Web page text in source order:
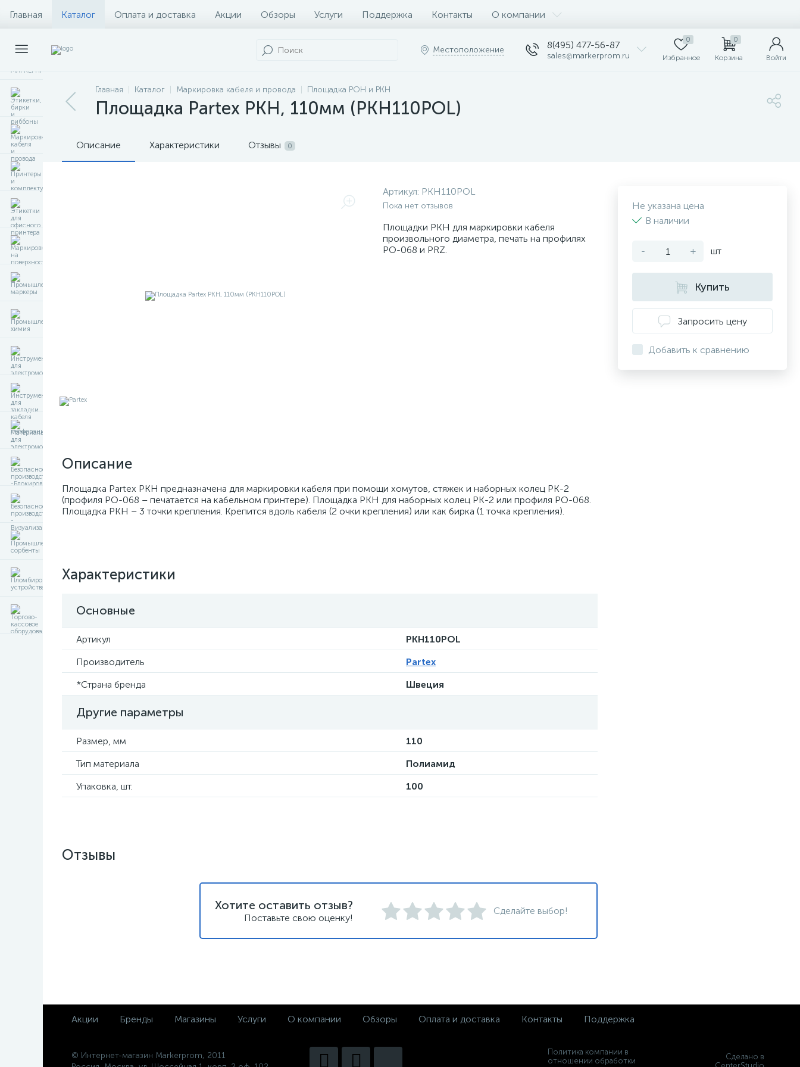
Главная Каталог Оплата и доставка Акции Обзоры Услуги Поддержка Контакты О компании
Местоположение 8(495) 477-56-87
sales@markerprom.ru
0
Избранное
0
Корзина Войти
Главная Каталог Маркировка кабеля и провода Площадка POH и РКН
Площадка Partex PKH, 110мм (РКН110РОL)
Описание Характеристики Отзывы 0
Артикул: РКН110РОL
Пока нет отзывов
Площадки PKH для маркировки кабеля
произвольного диаметра, печать на профилях
РО-068 и PRZ.
Описание
Площадка Partex PKH предназначена для маркировки кабеля при помощи хомутов, стяжек и наборных колец PK-2
(профиля РО-068 – печатается на кабельном принтере). Площадка PKH для наборных колец PK-2 или профиля PO-068.
Площадка PKH – 3 точки крепления. Крепится вдоль кабеля (2 очки крепления) или как бирка (1 точка крепления).
Характеристики
Основные
Артикул
РКН110РОL
Производитель
Partex
*Страна бренда
Швеция
Другие параметры
Размер, мм
110
Тип материала
Полиамид
Упаковка, шт.
100
Не указана цена
В наличии
- + шт
Купить
Запросить цену
Добавить к сравнению
Отзывы
Хотите оставить отзыв?
Поставьте свою оценку!
Сделайте выбор!
Акции Бренды Магазины Услуги О компании Обзоры Оплата и доставка Контакты Поддержка
© Интернет-магазин Markerprom, 2011
Политика компании в
отношении обработки
Сделано в